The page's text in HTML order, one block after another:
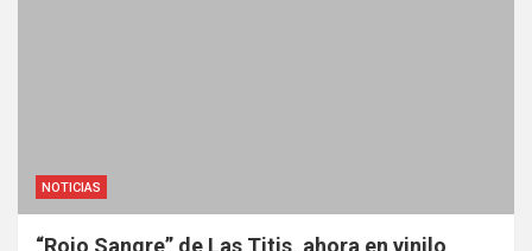
NOTICIAS
“Rojo Sangre” de Las Titis, ahora en vinilo